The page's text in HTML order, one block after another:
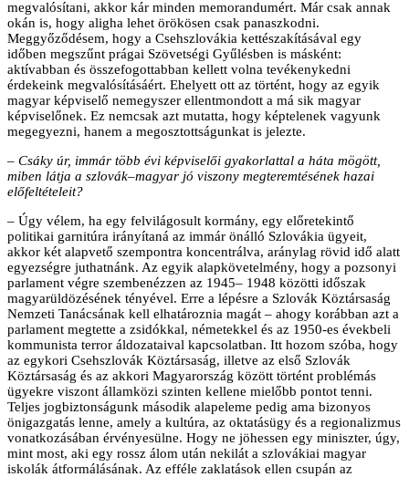
megvalósítani, akkor kár minden memorandumért. Már csak annak
okán is, hogy aligha lehet örökösen csak panaszkodni.
Meggyőződésem, hogy a Csehszlovákia kettészakításával egy
időben megszűnt prágai Szövetségi Gyűlésben is másként:
aktívabban és összefogottabban kellett volna tevékenykedni
érdekeink megvalósításáért. Ehelyett ott az történt, hogy az egyik
magyar képviselő nemegyszer ellentmondott a má sik magyar
képviselőnek. Ez nemcsak azt mutatta, hogy képtelenek vagyunk
megegyezni, hanem a megosztottságunkat is jelezte.
– Csáky úr, immár több évi képviselői gyakorlattal a háta mögött,
miben látja a szlovák–magyar jó viszony megteremtésének hazai
előfeltételeit?
– Úgy vélem, ha egy felvilágosult kormány, egy előretekintő
politikai garnitúra irányítaná az immár önálló Szlovákia ügyeit,
akkor két alapvető szempontra koncentrálva, aránylag rövid idő alatt
egyezségre juthatnánk. Az egyik alapkövetelmény, hogy a pozsonyi
parlament végre szembenézzen az 1945– 1948 közötti időszak
magyarüldözésének tényével. Erre a lépésre a Szlovák Köztársaság
Nemzeti Tanácsának kell elhatároznia magát – ahogy korábban azt a
parlament megtette a zsidókkal, németekkel és az 1950-es évekbeli
kommunista terror áldozataival kapcsolatban. Itt hozom szóba, hogy
az egykori Csehszlovák Köztársaság, illetve az első Szlovák
Köztársaság és az akkori Magyarország között történt problémás
ügyekre viszont államközi szinten kellene mielőbb pontot tenni.
Teljes jogbiztonságunk második alapeleme pedig ama bizonyos
önigazgatás lenne, amely a kultúra, az oktatásügy és a regionalizmus
vonatkozásában érvényesülne. Hogy ne jöhessen egy miniszter, úgy,
mint most, aki egy rossz álom után nekilát a szlovákiai magyar
iskolák átformálásának. Az efféle zaklatások ellen csupán az